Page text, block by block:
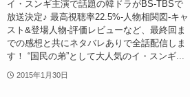
イ・スンギ主演で話題の韓ドラがBS-TBSで
放送決定♪ 最高視聴率22.5%-人物相関図-キャ
スト&登場人物-評価レビューなど、最終回ま
での感想と共にネタバレありで全話配信しま
す！ “国民の弟”として大人気のイ・スンギ...
2015年1月30日